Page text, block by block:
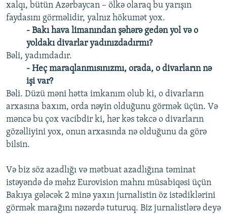
xalqı, bütün Azərbaycan – ölkə olaraq bu yarışın
faydasını görməlidir, yalnız hökumət yox.
- Bakı hava limanından şəhərə gedən yol və o
yoldakı divarlar yadınızdadırmı?
Bəli, yadımdadır.
- Heç maraqlanmısınızmı, orada, o divarların nə
işi var?
Bəli. Düzü məni hətta imkanım olub ki, o divarların
arxasına baxım, orda nəyin olduğunu görmək üçün. Və
məncə bu çox vacibdir ki, hər kəs təkcə o divarların
gözəlliyini yox, onun arxasında nə olduğunu da görə
bilsin.
Və biz söz azadlığı və mətbuat azadlığına təminat
istəyəndə də məhz Eurovision mahnı müsabiqəsi üçün
Bakıya gələcək 2 minə yaxın jurnalistin öz istədiklərini
görmək marağını nəzərdə tuturuq. Biz jurnalistlərə deyə